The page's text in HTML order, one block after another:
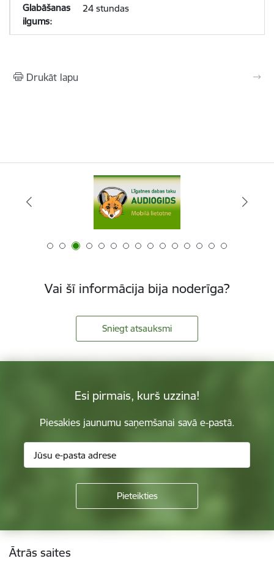
24 stundas
Drukāt lapu
Vai šī informācija bija noderīga?
Sniegt atsauksmi
Esi pirmais, kurš uzzina!
Piesakies jaunumu saņemšanai savā e-pastā.
Kājene
Ātrās saites